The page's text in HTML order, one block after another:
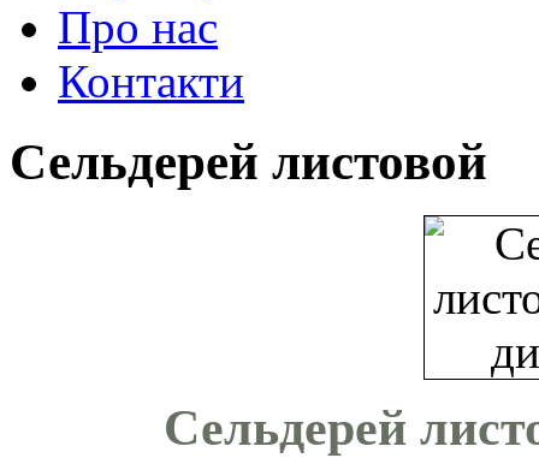
Про нас
Контакти
Сельдерей листовой
Сельдерей